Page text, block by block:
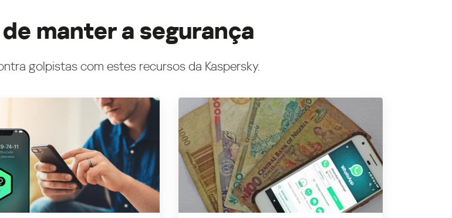
manter a segurança
golpistas com estes recursos da Kaspersky.